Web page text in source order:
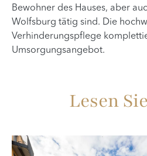
Bewohner des Hauses, aber
Wolfsburg tätig sind. Die
Verhinderungspflege
Umsorgungsangebot.
Lesen